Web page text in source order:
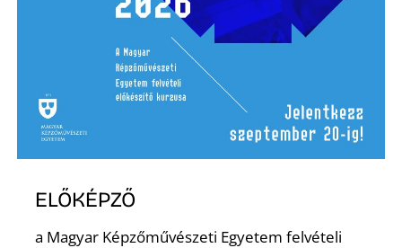
ELŐKÉPZŐ
a Magyar Képzőművészeti Egyetem felvételi